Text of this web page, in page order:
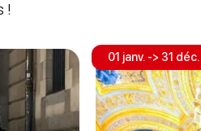
!
01 janv. -> 31